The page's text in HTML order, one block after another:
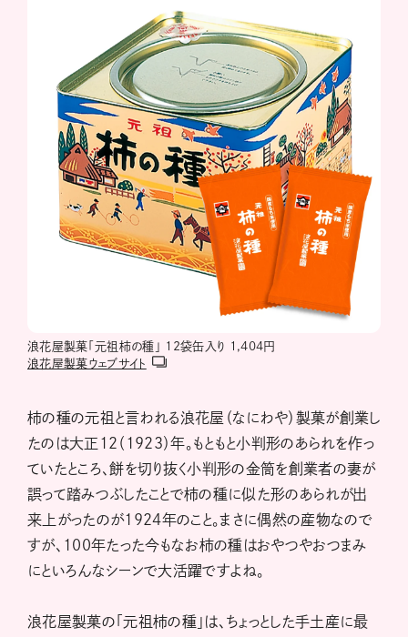
浪花屋製菓「元祖柿の種」 12袋缶入り 1,404円
浪花屋製菓ウェブサイト
柿の種の元祖と言われる浪花屋（なにわや）製菓が創業し
たのは大正12（1923）年。もともと小判形のあられを作っ
ていたところ、餅を切り抜く小判形の金筒を創業者の妻が
誤って踏みつぶしたことで柿の種に似た形のあられが出
来上がったのが1924年のこと。まさに偶然の産物なので
すが、100年たった今もなお柿の種はおやつやおつまみ
にといろんなシーンで大活躍ですよね。
浪花屋製菓の「元祖柿の種」は、ちょっとした手土産に最